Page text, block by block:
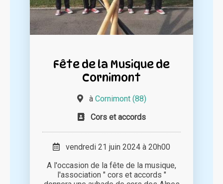
Fête de la Musique de
Cornimont
à Cornimont (88)
Cors et accords
vendredi 21 juin 2024 à 20h00
A l'occasion de la fête de la musique,
l'association " cors et accords "